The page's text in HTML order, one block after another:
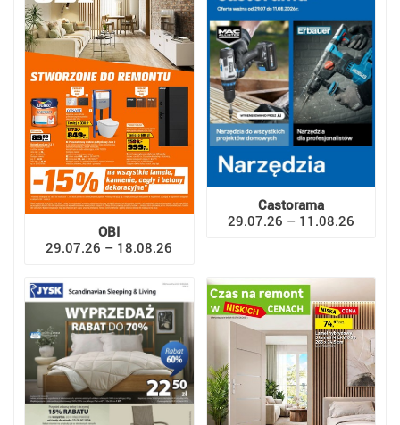
OBI
29.07.26 – 18.08.26
Castorama
29.07.26 – 11.08.26